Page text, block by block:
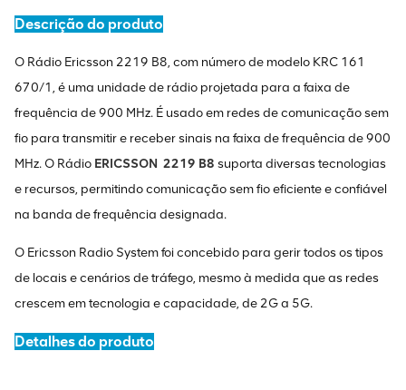
Descrição do produto
O Rádio Ericsson 2219 B8, com número de modelo KRC 161
670/1, é uma unidade de rádio projetada para a faixa de
frequência de 900 MHz. É usado em redes de comunicação sem
fio para transmitir e receber sinais na faixa de frequência de 900
MHz. O Rádio ERICSSON 2219 B8 suporta diversas tecnologias
e recursos, permitindo comunicação sem fio eficiente e confiável
na banda de frequência designada.
O Ericsson Radio System foi concebido para gerir todos os tipos
de locais e cenários de tráfego, mesmo à medida que as redes
crescem em tecnologia e capacidade, de 2G a 5G.
Detalhes do produto